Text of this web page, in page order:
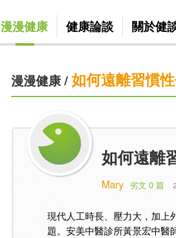
漫漫健康 健康論談 關於健
漫漫健康/ 如何遠離習慣
如何遠離
Mary 劣文 0 篇
現代人工時長、壓力大，加上
題。安美中醫診所黃景宏中醫